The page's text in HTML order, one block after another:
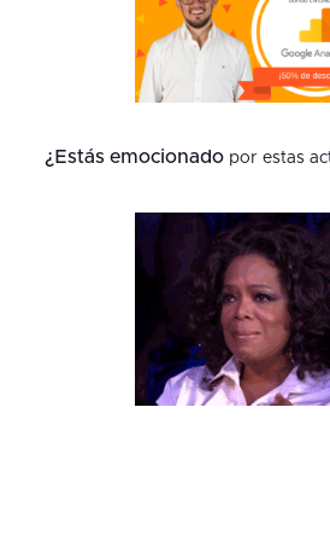
¿Estás emocionadopor estas